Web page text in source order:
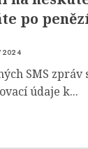
po
SMS zpráv
údaje k...